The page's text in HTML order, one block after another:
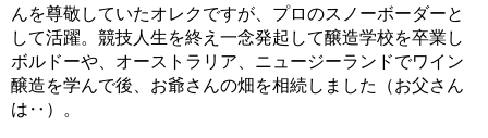
んを尊敬していたオレクですが、プロのスノーボーダーと
して活躍。競技人生を終え一念発起して醸造学校を卒業し
ボルドーや、オーストラリア、ニュージーランドでワイン
醸造を学んで後、お爺さんの畑を相続しました（お父さん
は‥）。